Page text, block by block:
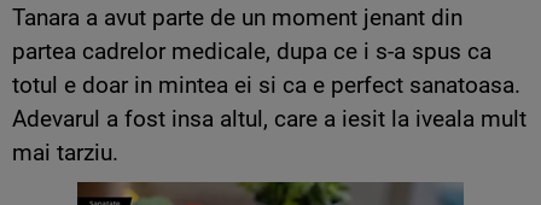
Tanara a avut parte de un moment jenant din
partea cadrelor medicale, dupa ce i s-a spus ca
totul e doar in mintea ei si ca e perfect sanatoasa.
Adevarul a fost insa altul, care a iesit la iveala mult
mai tarziu.